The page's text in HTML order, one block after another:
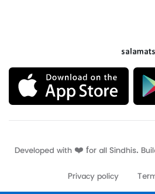
Developed with ❤️ for all Sindhis.